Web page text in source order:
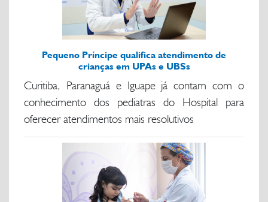
Pequeno Príncipe qualifica atendimento de
crianças em UPAs e UBSs
Curitiba, Paranaguá e Iguape já contam com o
conhecimento dos pediatras do Hospital para
oferecer atendimentos mais resolutivos